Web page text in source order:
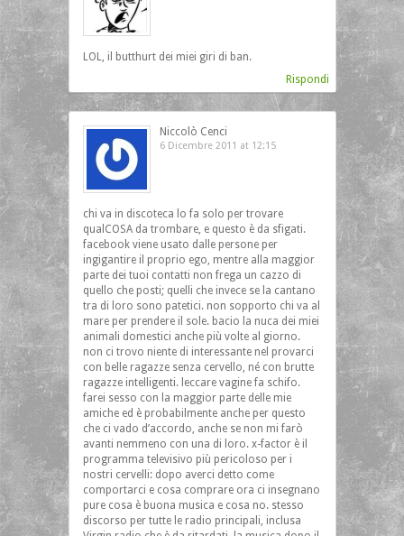
LOL, il butthurt dei miei giri di ban.
Rispondi
Niccolò Cenci
6 Dicembre 2011 at 12:15
chi va in discoteca lo fa solo per trovare
qualCOSA da trombare, e questo è da sfigati.
facebook viene usato dalle persone per
ingigantire il proprio ego, mentre alla maggior
parte dei tuoi contatti non frega un cazzo di
quello che posti; quelli che invece se la cantano
tra di loro sono patetici. non sopporto chi va al
mare per prendere il sole. bacio la nuca dei miei
animali domestici anche più volte al giorno.
non ci trovo niente di interessante nel provarci
con belle ragazze senza cervello, né con brutte
ragazze intelligenti. leccare vagine fa schifo.
farei sesso con la maggior parte delle mie
amiche ed è probabilmente anche per questo
che ci vado d’accordo, anche se non mi farò
avanti nemmeno con una di loro. x-factor è il
programma televisivo più pericoloso per i
nostri cervelli: dopo averci detto come
comportarci e cosa comprare ora ci insegnano
pure cosa è buona musica e cosa no. stesso
discorso per tutte le radio principali, inclusa